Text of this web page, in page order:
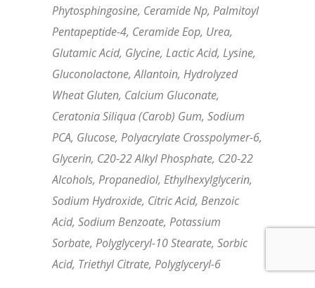
Phytosphingosine, Ceramide Np, Palmitoyl
Pentapeptide-4, Ceramide Eop, Urea,
Glutamic Acid, Glycine, Lactic Acid, Lysine,
Gluconolactone, Allantoin, Hydrolyzed
Wheat Gluten, Calcium Gluconate,
Ceratonia Siliqua (Carob) Gum, Sodium
PCA, Glucose, Polyacrylate Crosspolymer-6,
Glycerin, C20-22 Alkyl Phosphate, C20-22
Alcohols, Propanediol, Ethylhexylglycerin,
Sodium Hydroxide, Citric Acid, Benzoic
Acid, Sodium Benzoate, Potassium
Sorbate, Polyglyceryl-10 Stearate, Sorbic
Acid, Triethyl Citrate, Polyglyceryl-6